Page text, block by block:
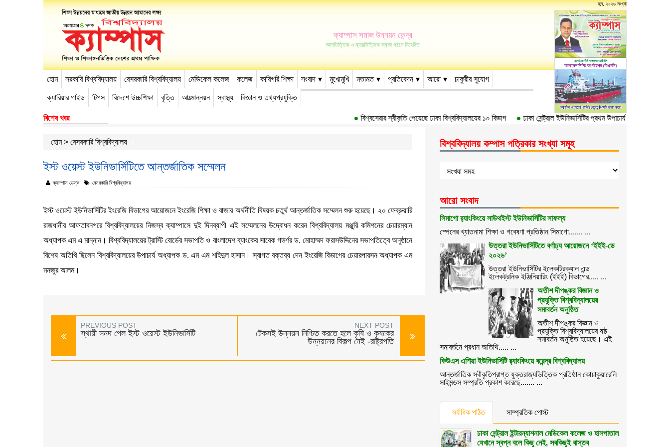
ক্যাম্পাস সমাজ উন্নয়ন কেন্দ্র
জ্ঞানভিত্তিক ও ন্যায়ভিত্তিক সমাজ গঠনে নিবেদিত
জুন, ২০২৬ সংখ্যা
হোম সরকারি বিশ্ববিদ্যালয় বেসরকারি বিশ্ববিদ্যালয় মেডিকেল কলেজ কলেজ কারিগরি শিক্ষা সংবাদ মুখোমুখি মতামত প্রতিবেদন আরো চাকুরীর সুযোগ
ক্যারিয়ার গাইড টিপস বিদেশে উচ্চশিক্ষা বৃত্তি আত্মোন্নয়ন স্বাস্থ্য বিজ্ঞান ও তথ্যপ্রযুক্তি
-->
বিশেষ খবর বিশ্বসেরার স্বীকৃতি পেয়েছে ঢাকা বিশ্ববিদ্যালয়ের ১০ বিভাগ ঢাকা সেন্ট্রাল ইউনিভার্সিটির প্রথম উপাচার্য ড. আবদুল হাছিব
হোম> বেসরকারি বিশ্ববিদ্যালয়
ইস্ট ওয়েস্ট ইউনিভার্সিটিতে আন্তর্জাতিক সম্মেলন
ক্যাম্পাস ডেস্ক বেসরকারি বিশ্ববিদ্যালয়
ইস্ট ওয়েস্ট ইউনিভার্সিটির ইংরেজি বিভাগের আয়োজনে ইংরেজি শিক্ষা ও বাজার অর্থনীতি বিষয়ক চতুর্থ আন্তর্জাতিক সম্মেলন শুরু হয়েছে। ২০ ফেব্রুয়ারি
রাজধানীর আফতাবনগরে বিশ্ববিদ্যালয়ের নিজস্ব ক্যাম্পাসে দুই দিনব্যাপী এই সম্মেলনের উদ্বোধন করেন বিশ্ববিদ্যালয় মঞ্জুরি কমিশনের চেয়ারম্যান
অধ্যাপক এম এ মান্নান। বিশ্ববিদ্যালয়ের ট্রাস্টি বোর্ডের সভাপতি ও বাংলাদেশ ব্যাংকের সাবেক গভর্ণর ড. মোহাম্মদ ফরাসউদ্দিনের সভাপতিত্বে অনুষ্ঠানে
বিশেষ অতিথি ছিলেন বিশ্ববিদ্যালয়ের উপাচার্য অধ্যাপক ড. এম এম শহিদুল হাসান। স্বাগত বক্তব্য দেন ইংরেজি বিভাগের চেয়ারপারসন অধ্যাপক এম
মনজুর আলম।
PREVIOUS POST
স্থায়ী সনদ পেল ইস্ট ওয়েস্ট ইউনিভার্সিটি
NEXT POST
টেকসই উন্নয়ন নিশ্চিত করতে হলে কৃষি ও কৃষকের
উন্নয়নের বিকল্প নেই -রাষ্ট্রপতি
বিশ্ববিদ্যালয় কম্পাস পত্রিকার সংখ্যা সমূহ
আরো সংবাদ
সিমাগো র‌্যাংকিংয়ে সাউথইস্ট ইউনিভার্সিটির সাফল্য
স্পেনের খ্যাতনামা শিক্ষা ও গবেষণা প্রতিষ্ঠান সিমাগো....... ...
উত্তরা ইউনিভার্সিটিতে বর্ণাঢ্য আয়োজনে ‘ইইই-ডে
২০২৬’
উত্তরা ইউনিভার্সিটির ইলেকট্রিক্যাল এন্ড
ইলেকট্রনিক ইঞ্জিনিয়ারিং (ইইই) বিভাগের..... ...
অতীশ দীপঙ্কর বিজ্ঞান ও
প্রযুক্তি বিশ্ববিদ্যালয়ের
সমাবর্তন অনুষ্ঠিত
অতীশ দীপঙ্কর বিজ্ঞান ও
প্রযুক্তি বিশ্ববিদ্যালয়ের ষষ্ঠ
সমাবর্তন অনুষ্ঠিত হয়েছে। এই
সমাবর্তনে প্রধান অতিথি..... ...
কিউএস এশিয়া ইউনিভার্সিটি র‌্যাংকিংয়ে বরেন্দ্র বিশ্ববিদ্যালয়
আন্তর্জাতিক স্বীকৃতিপ্রাপ্ত যুক্তরাজ্যভিত্তিক প্রতিষ্ঠান কোয়াকুয়ারেলি
সাইমন্ডস সম্প্রতি প্রকাশ করেছে....... ...
সর্বাধিক পঠিত সাম্প্রতিক পোস্ট
ঢাকা সেন্ট্রাল ইন্টারন্যাশনাল মেডিকেল কলেজ ও হাসপাতাল
যেখানে স্বপ্ন বলে কিছু নেই, সবকিছুই বাস্তব